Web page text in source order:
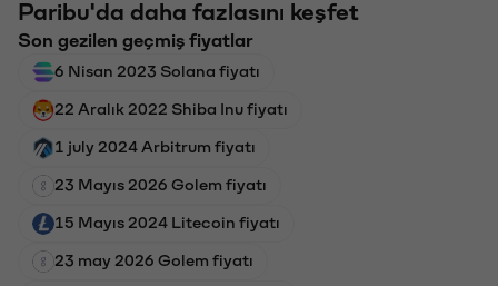
Paribu'da daha fazlasını keşfet
Son gezilen geçmiş fiyatlar
6 Nisan 2023 Solana fiyatı
22 Aralık 2022 Shiba Inu fiyatı
1 july 2024 Arbitrum fiyatı
23 Mayıs 2026 Golem fiyatı
15 Mayıs 2024 Litecoin fiyatı
23 may 2026 Golem fiyatı